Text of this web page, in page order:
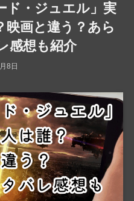
ド・ジュエル」実
映画と違う？あら
感想も紹介
8日